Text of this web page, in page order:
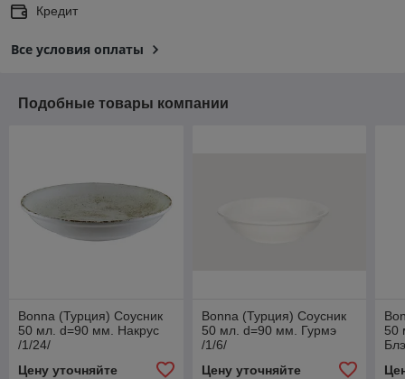
Кредит
Все условия оплаты
Подобные товары компании
Bonna (Турция) Соусник
50 мл. d=90 мм. Накрус
/1/24/
Цену уточняйте
Bonna (Турция) Соусник
50 мл. d=90 мм. Гурмэ
/1/6/
Цену уточняйте
50